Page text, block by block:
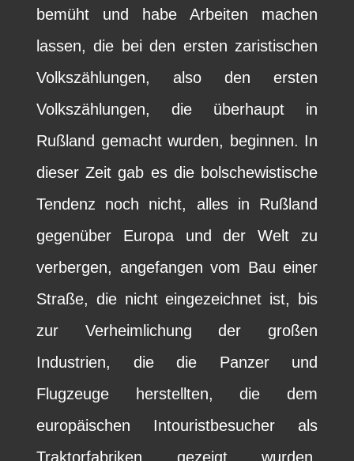
bemüht und habe Arbeiten machen
lassen, die bei den ersten zaristischen
Volkszählungen, also den ersten
Volkszählungen, die überhaupt in
Rußland gemacht wurden, beginnen. In
dieser Zeit gab es die bolschewistische
Tendenz noch nicht, alles in Rußland
gegenüber Europa und der Welt zu
verbergen, angefangen vom Bau einer
Straße, die nicht eingezeichnet ist, bis
zur Verheimlichung der großen
Industrien, die die Panzer und
Flugzeuge herstellten, die dem
europäischen Intouristbesucher als
Traktorfabriken gezeigt wurden,